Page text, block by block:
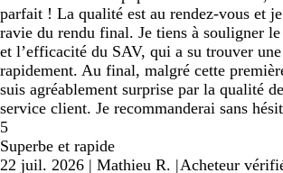
parfait ! La qualité est au rendez-vous et
ravie du rendu final. Je tiens à souligner
et l’efficacité du SAV, qui a su trouver
rapidement. Au final, malgré cette
suis agréablement surprise par la qualité
service client. Je recommanderai sans
5
Superbe et rapide
22 juil. 2026 | Mathieu R. |Acheteur